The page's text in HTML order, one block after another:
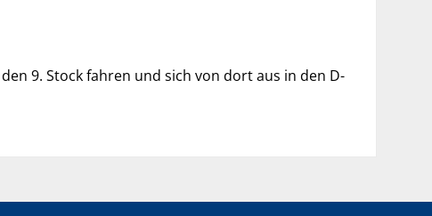
9. Stock fahren und sich von dort aus in den D-